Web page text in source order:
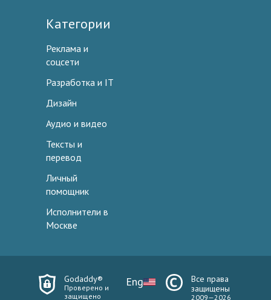
Категории
Реклама и
соцсети
Разработка и IT
Дизайн
Аудио и видео
Тексты и
перевод
Личный
помощник
Исполнители в
Москве
Godaddy®
Проверено и
защищено
Eng
Все права
защищены
2009—2026